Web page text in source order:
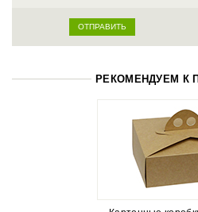
РЕКОМЕНДУЕМ К